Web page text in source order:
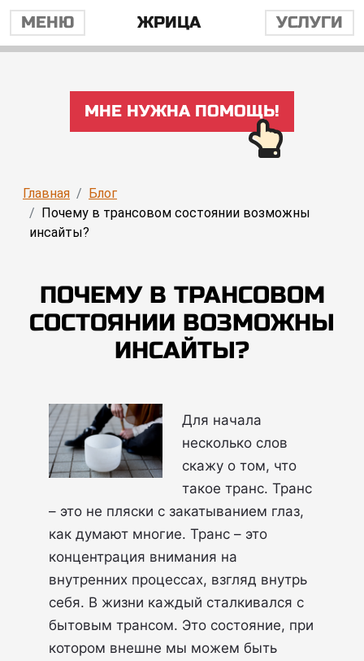
МЕНЮ ЖРИЦА УСЛУГИ
МНЕ НУЖНА ПОМОЩЬ!
Главная
Блог
Почему в трансовом состоянии возможны
инсайты?
ПОЧЕМУ В ТРАНСОВОМ
СОСТОЯНИИ ВОЗМОЖНЫ
ИНСАЙТЫ?
Для начала
несколько слов
скажу о том, что
такое транс. Транс
– это не пляски с закатыванием глаз,
как думают многие. Транс – это
концентрация внимания на
внутренних процессах, взгляд внутрь
себя. В жизни каждый сталкивался с
бытовым трансом. Это состояние, при
котором внешне мы можем быть